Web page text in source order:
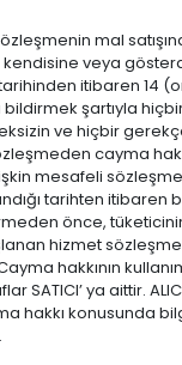
mal
veya
itibaren 14
bildirmek şartıyla
ve hiçbir
cayma
mesafeli
tarihten itibaren
önce,
hizmet
hakkının
SATICI’ ya aittir.
hakkı konusunda